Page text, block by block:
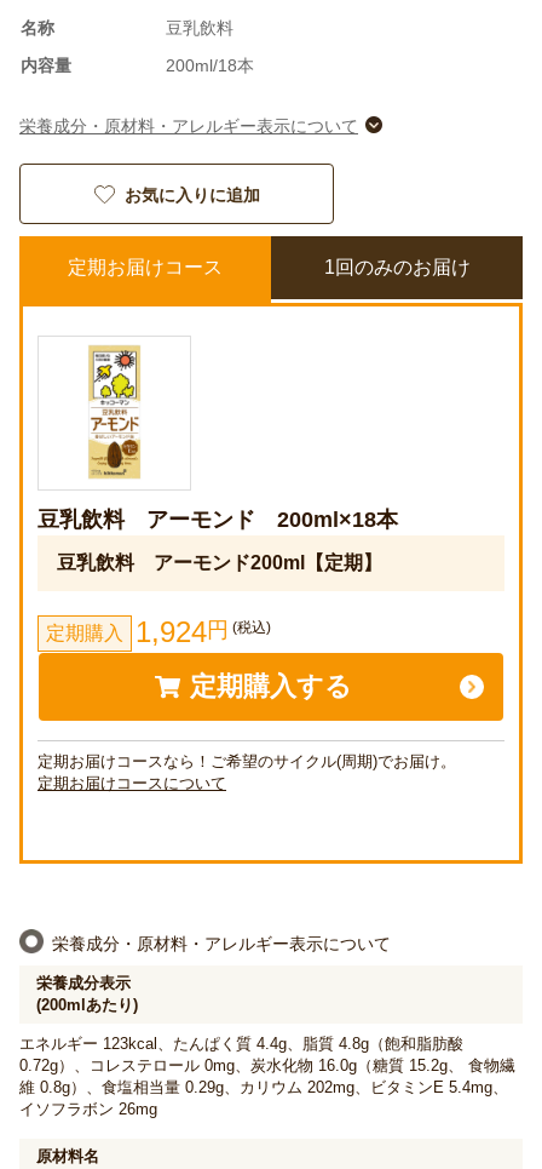
名称
豆乳飲料
内容量
200ml/18本
栄養成分・原材料・アレルギー表示について
お気に入りに追加
定期お届けコース 1回のみのお届け
豆乳飲料 アーモンド 200ml×18本
豆乳飲料 アーモンド200ml【定期】
定期購入 1,924円 (税込)
定期購入する
定期お届けコースなら！ご希望のサイクル(周期)でお届け。
定期お届けコースについて
栄養成分・原材料・アレルギー表示について
栄養成分表示
(200mlあたり)
エネルギー 123kcal、たんぱく質 4.4g、脂質 4.8g（飽和脂肪酸
0.72g）、コレステロール 0mg、炭水化物 16.0g（糖質 15.2g、 食物繊
維 0.8g）、食塩相当量 0.29g、カリウム 202mg、ビタミンE 5.4mg、
イソフラボン 26mg
原材料名